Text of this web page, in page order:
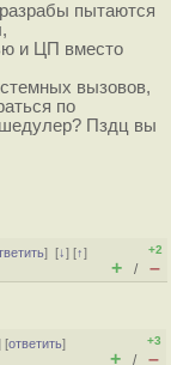
пытаются
и ЦП вместо
вызовов,
по
шедулер? Пздц вы
][↓] [↑]
+2
+ / –
[ответить]
+3
+ / –